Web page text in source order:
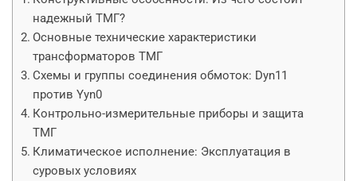
надежный ТМГ?
Основные технические характеристики
трансформаторов ТМГ
Схемы и группы соединения обмоток: Dyn11
против Yyn0
Контрольно-измерительные приборы и защита
ТМГ
Климатическое исполнение: Эксплуатация в
суровых условиях